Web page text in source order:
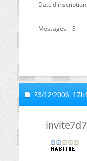
Date d'inscription
Messages 3
23/12/2006,